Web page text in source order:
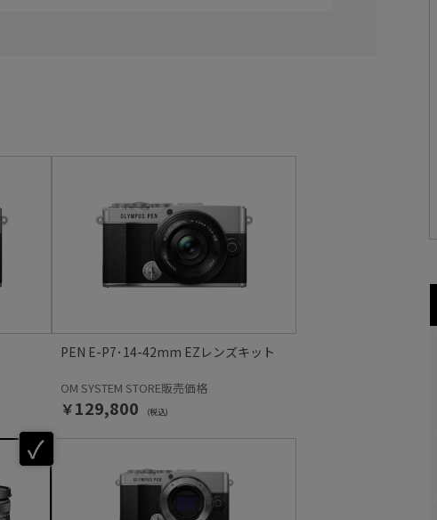
PEN E-P7･14-42mm EZレンズキット
OM SYSTEM STORE販売価格
￥129,800 (税込)